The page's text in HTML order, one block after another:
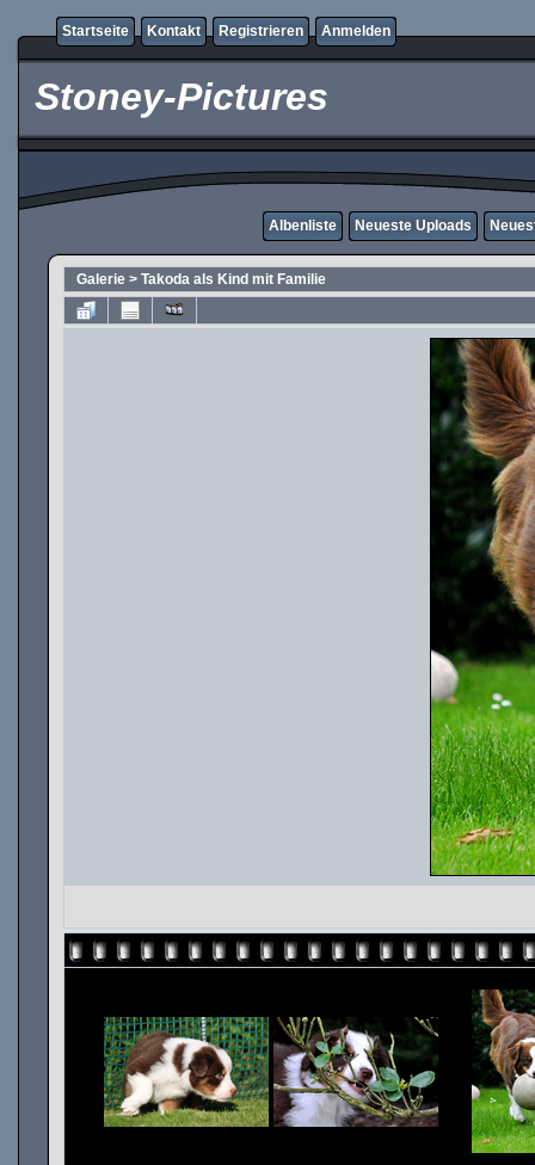
Startseite Kontakt Registrieren Anmelden
Stoney-Pictures
Albenliste Neueste Uploads
Galerie > Takoda als Kind mit Familie